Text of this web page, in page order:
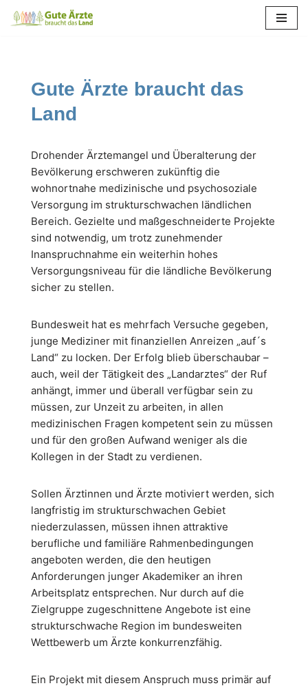
Gute Ärzte braucht das
Land
Drohender Ärztemangel und Überalterung der
Bevölkerung erschweren zukünftig die
wohnortnahe medizinische und psychosoziale
Versorgung im strukturschwachen ländlichen
Bereich. Gezielte und maßgeschneiderte Projekte
sind notwendig, um trotz zunehmender
Inanspruchnahme ein weiterhin hohes
Versorgungsniveau für die ländliche Bevölkerung
sicher zu stellen.
Bundesweit hat es mehrfach Versuche gegeben,
junge Mediziner mit finanziellen Anreizen „auf´s
Land“ zu locken. Der Erfolg blieb überschaubar –
auch, weil der Tätigkeit des „Landarztes“ der Ruf
anhängt, immer und überall verfügbar sein zu
müssen, zur Unzeit zu arbeiten, in allen
medizinischen Fragen kompetent sein zu müssen
und für den großen Aufwand weniger als die
Kollegen in der Stadt zu verdienen.
Sollen Ärztinnen und Ärzte motiviert werden, sich
langfristig im strukturschwachen Gebiet
niederzulassen, müssen ihnen attraktive
berufliche und familiäre Rahmenbedingungen
angeboten werden, die den heutigen
Anforderungen junger Akademiker an ihren
Arbeitsplatz entsprechen. Nur durch auf die
Zielgruppe zugeschnittene Angebote ist eine
strukturschwache Region im bundesweiten
Wettbewerb um Ärzte konkurrenzfähig.
Ein Projekt mit diesem Anspruch muss primär auf